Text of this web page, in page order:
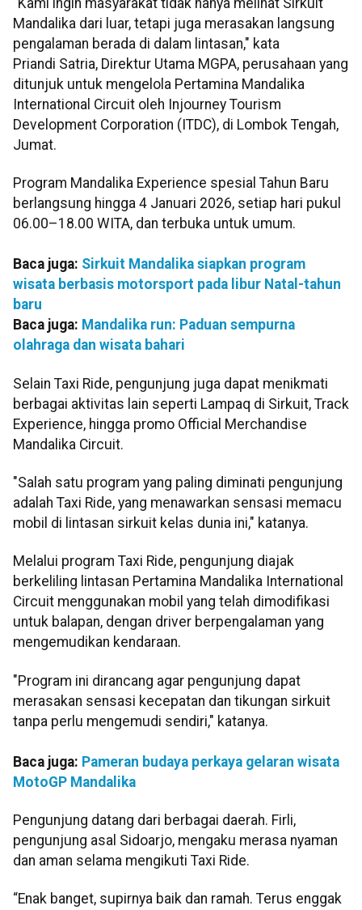
Mandalika dari luar, tetapi juga merasakan langsung
pengalaman berada di dalam lintasan," kata
Priandi Satria, Direktur Utama MGPA, perusahaan yang
ditunjuk untuk mengelola Pertamina Mandalika
International Circuit oleh Injourney Tourism
Development Corporation (ITDC), di Lombok Tengah,
Jumat.
Program Mandalika Experience spesial Tahun Baru
berlangsung hingga 4 Januari 2026, setiap hari pukul
06.00–18.00 WITA, dan terbuka untuk umum.
Baca juga: Sirkuit Mandalika siapkan program
wisata berbasis motorsport pada libur Natal-tahun
baru
Baca juga: Mandalika run: Paduan sempurna
olahraga dan wisata bahari
Selain Taxi Ride, pengunjung juga dapat menikmati
berbagai aktivitas lain seperti Lampaq di Sirkuit, Track
Experience, hingga promo Official Merchandise
Mandalika Circuit.
"Salah satu program yang paling diminati pengunjung
adalah Taxi Ride, yang menawarkan sensasi memacu
mobil di lintasan sirkuit kelas dunia ini," katanya.
Melalui program Taxi Ride, pengunjung diajak
berkeliling lintasan Pertamina Mandalika International
Circuit menggunakan mobil yang telah dimodifikasi
untuk balapan, dengan driver berpengalaman yang
mengemudikan kendaraan.
"Program ini dirancang agar pengunjung dapat
merasakan sensasi kecepatan dan tikungan sirkuit
tanpa perlu mengemudi sendiri," katanya.
Baca juga: Pameran budaya perkaya gelaran wisata
MotoGP Mandalika
Pengunjung datang dari berbagai daerah. Firli,
pengunjung asal Sidoarjo, mengaku merasa nyaman
dan aman selama mengikuti Taxi Ride.
“Enak banget, supirnya baik dan ramah. Terus enggak